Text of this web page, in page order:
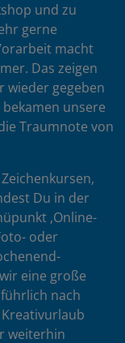
und zu
gerne
macht
Das zeigen
wieder gegeben
unsere
Traumnote von
Du in der
‚Online-
oder
eine große
nach
weiterhin